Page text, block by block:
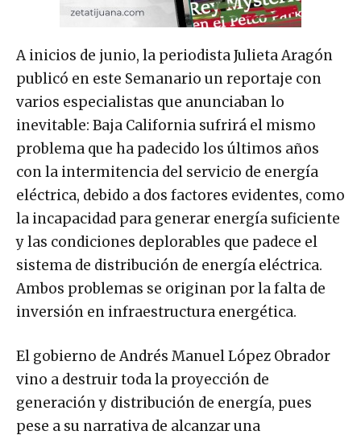
A inicios de junio, la periodista Julieta Aragón
publicó en este Semanario un reportaje con
varios especialistas que anunciaban lo
inevitable: Baja California sufrirá el mismo
problema que ha padecido los últimos años
con la intermitencia del servicio de energía
eléctrica, debido a dos factores evidentes, como
la incapacidad para generar energía suficiente
y las condiciones deplorables que padece el
sistema de distribución de energía eléctrica.
Ambos problemas se originan por la falta de
inversión en infraestructura energética.
El gobierno de Andrés Manuel López Obrador
vino a destruir toda la proyección de
generación y distribución de energía, pues
pese a su narrativa de alcanzar una